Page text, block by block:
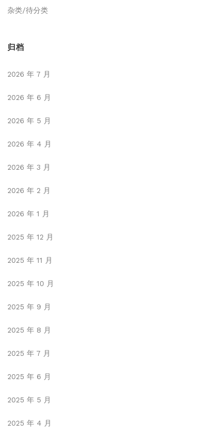
杂类/待分类
归档
2026 年 7 月
2026 年 6 月
2026 年 5 月
2026 年 4 月
2026 年 3 月
2026 年 2 月
2026 年 1 月
2025 年 12 月
2025 年 11 月
2025 年 10 月
2025 年 9 月
2025 年 8 月
2025 年 7 月
2025 年 6 月
2025 年 5 月
2025 年 4 月